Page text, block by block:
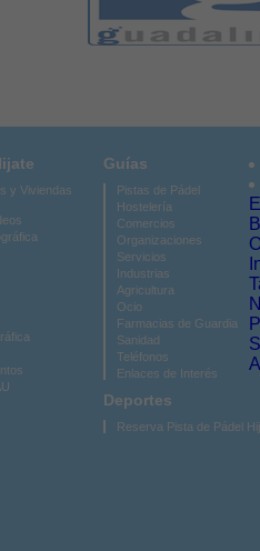
y Viviendas
Guías
Pistas de Pádel
Hostelería
Comercios
Organizaciones
Servicios
Industrias
Agricultura
Ocio
Farmacias de Guardia
Sanidad
Teléfonos
Enlaces de Interés
Deportes
Reserva Pista de Pádel